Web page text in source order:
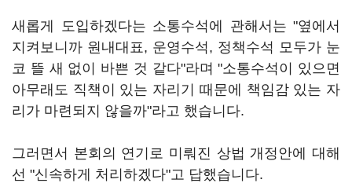
새롭게 도입하겠다는 소통수석에 관해서는 "옆에서
지켜보니까 원내대표, 운영수석, 정책수석 모두가 눈
코 뜰 새 없이 바쁜 것 같다"라며 "소통수석이 있으면
아무래도 직책이 있는 자리기 때문에 책임감 있는 자
리가 마련되지 않을까"라고 했습니다.
그러면서 본회의 연기로 미뤄진 상법 개정안에 대해
선 "신속하게 처리하겠다"고 답했습니다.